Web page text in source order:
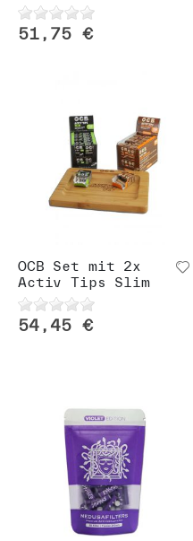
51,75 €
OCB Set mit 2x
Activ Tips Slim
54,45 €